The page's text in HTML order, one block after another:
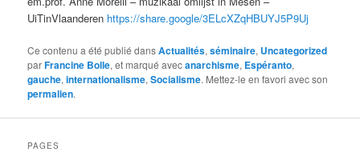
UiTinVlaanderen https://share.google/3ELcXZqHBUYJ5P9Uj
Ce contenu a été publié dansActualités,séminaire, Uncategorized
parFrancine Bolle, et marqué avecanarchisme, Espéranto,
gauche,internationalisme,Socialisme. Mettez-le en favori avec son
permalien.
PAGES